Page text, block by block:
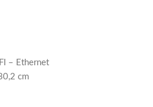
– Ethernet
cm